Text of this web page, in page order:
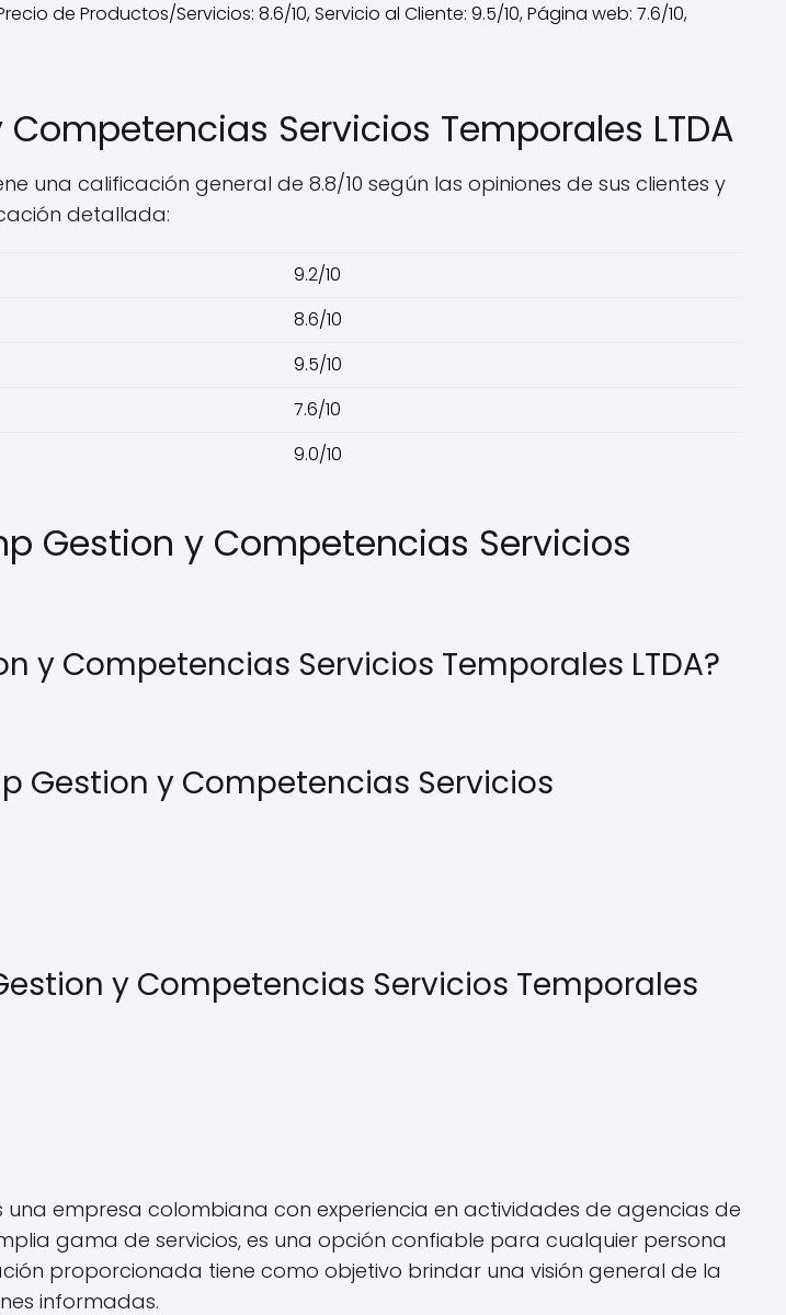
de Productos/Servicios: 8.6/10, Servicio al Cliente: 9.5/10, Página web: 7.6/10,
Servicios Temporales LTDA
una calificación general de 8.8/10 según las opiniones de sus clientes y
detallada:
9.2/10
8.6/10
9.5/10
7.6/10
9.0/10
Gestion y Competencias Servicios
y Competencias Servicios Temporales LTDA?
Gestion y Competencias Servicios
y Competencias Servicios Temporales
una empresa colombiana con experiencia en actividades de agencias de
gama de servicios, es una opción confiable para cualquier persona
proporcionada tiene como objetivo brindar una visión general de la
informadas.